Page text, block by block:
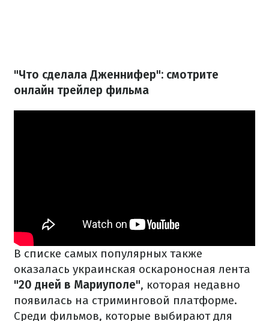
"Что сделала Дженнифер": смотрите
онлайн трейлер фильма
В списке самых популярных также
оказалась украинская оскароносная лента
"20 дней в Мариуполе", которая недавно
появилась на стриминговой платформе.
Среди фильмов, которые выбирают для